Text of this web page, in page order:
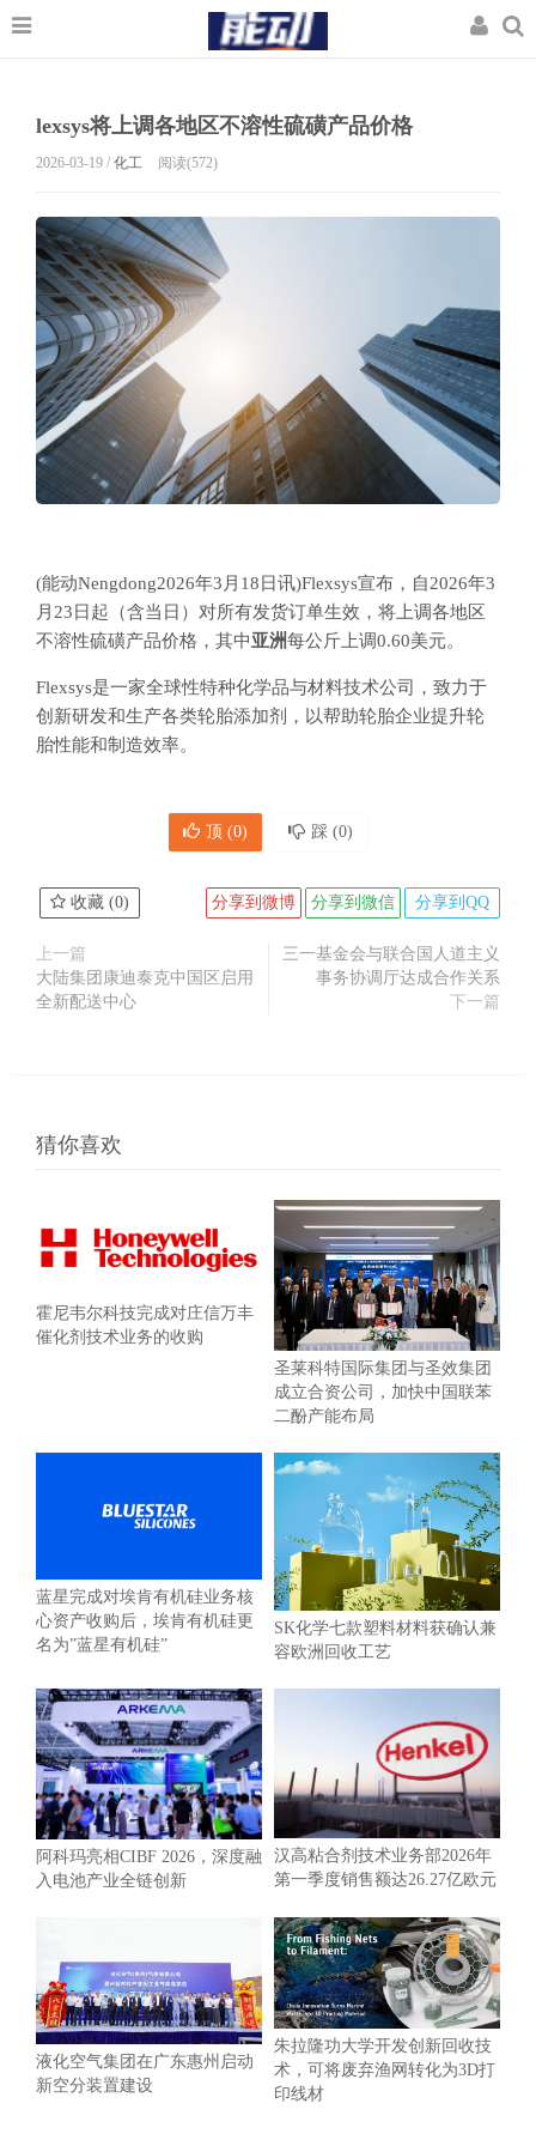
lexsys将上调各地区不溶性硫磺产品价格
2026-03-19 / 化工 阅读(572)
(能动Nengdong2026年3月18日讯)Flexsys宣布，自2026年3
月23日起（含当日）对所有发货订单生效，将上调各地区
不溶性硫磺产品价格，其中亚洲每公斤上调0.60美元。
Flexsys是一家全球性特种化学品与材料技术公司，致力于
创新研发和生产各类轮胎添加剂，以帮助轮胎企业提升轮
胎性能和制造效率。
顶 (0) 踩 (0)
收藏 (0) 分享到QQ
分享到微信
分享到微博
上一篇
大陆集团康迪泰克中国区启用
全新配送中心
三一基金会与联合国人道主义
事务协调厅达成合作关系
下一篇
猜你喜欢
霍尼韦尔科技完成对庄信万丰
催化剂技术业务的收购
圣莱科特国际集团与圣效集团
成立合资公司，加快中国联苯
二酚产能布局
蓝星完成对埃肯有机硅业务核
心资产收购后，埃肯有机硅更
名为”蓝星有机硅”
SK化学七款塑料材料获确认兼
容欧洲回收工艺
阿科玛亮相CIBF 2026，深度融
入电池产业全链创新
汉高粘合剂技术业务部2026年
第一季度销售额达26.27亿欧元
液化空气集团在广东惠州启动
新空分装置建设
朱拉隆功大学开发创新回收技
术，可将废弃渔网转化为3D打
印线材